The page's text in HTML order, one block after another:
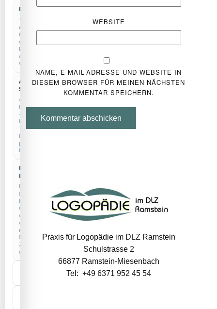
WEBSITE
NAME, E-MAIL-ADRESSE UND WEBSITE IN
DIESEM BROWSER FÜR MEINEN NÄCHSTEN
KOMMENTAR SPEICHERN.
Kommentar abschicken
Praxis für Logopädie im DLZ Ramstein
Schulstrasse 2
66877 Ramstein-Miesenbach
Tel: +49 6371 952 45 54
Notwendig
Technisch
erforderlich
für
den
Betrieb
der
Website.
Anonyme
Statistik
COOKIELOS
Anonyme
Reichweitenmessung
–
kein
Tracking,
keine
personenbezogenen
Daten.
Externe
Dienste
Drittanbieter
(z.
B.
Google)
werden
erst
nach
Ihrer
Zustimmung
geladen.